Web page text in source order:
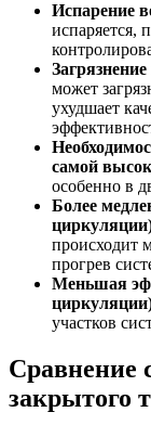
Испарение
испаряется,
может
ухудшает
самой
особенно в
Более
происходит
прогрев
Меньшая
участков
Сравнение
закрытого